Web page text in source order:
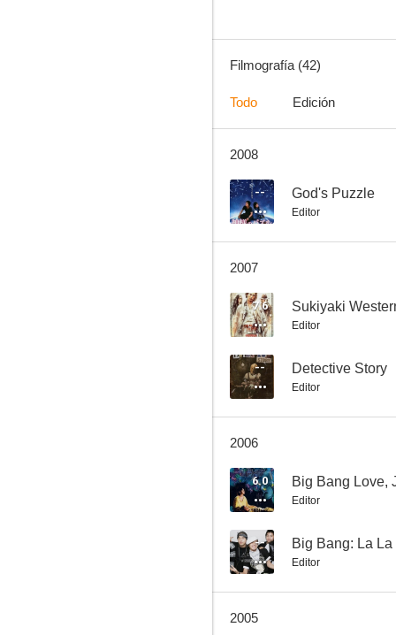
Cementerio Yakuza
Llamada perdida
Full Metal Yakuza
Filmografía (42)
Todo Edición
2008
-- God's Puzzle
Editor
2007
7.6 Sukiyaki
Editor
-- Detective Story
Editor
2006
6.0 Big Bang Love,
Editor
-- Big Bang: La La
Editor
2005